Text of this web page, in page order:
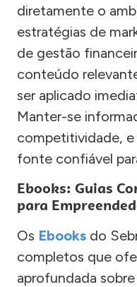
diretamente o
estratégias de
de gestão
conteúdo
ser aplicado
Manter-se
competitividade, e
fonte confiável
Ebooks: Guias
para
Os Ebooks do
completos que
aprofundada